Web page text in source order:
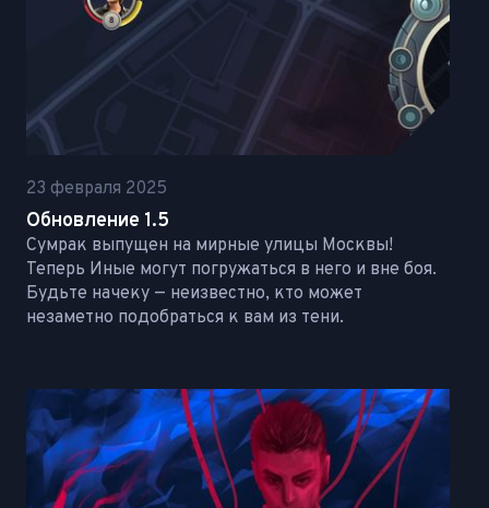
23 февраля 2025
Обновление 1.5
Сумрак выпущен на мирные улицы Москвы!
Теперь Иные могут погружаться в него и вне боя.
Будьте начеку — неизвестно, кто может
незаметно подобраться к вам из тени.